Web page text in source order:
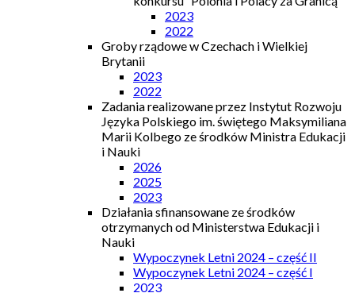
2023
2022
Groby rządowe w Czechach i Wielkiej
Brytanii
2023
2022
Zadania realizowane przez Instytut Rozwoju
Języka Polskiego im. świętego Maksymiliana
Marii Kolbego ze środków Ministra Edukacji
i Nauki
2026
2025
2023
Działania sfinansowane ze środków
otrzymanych od Ministerstwa Edukacji i
Nauki
Wypoczynek Letni 2024 – część II
Wypoczynek Letni 2024 – część I
2023